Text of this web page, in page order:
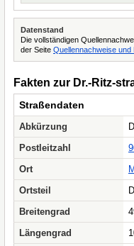
Datenstand
Die vollständigen
der Seite Quellennachweise und
Fakten zur Dr.-Ritz-
Straßendaten
Abkürzung
Postleitzahl
Ort
Ortsteil
Breitengrad
Längengrad